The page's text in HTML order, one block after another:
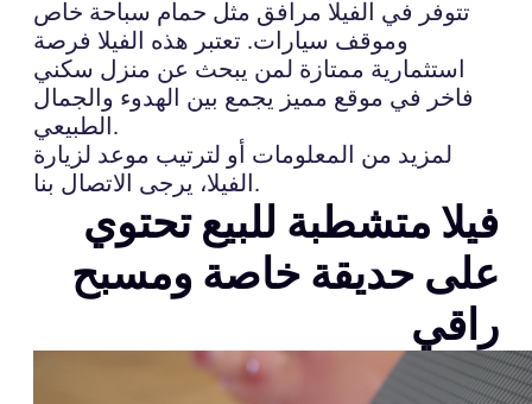
تتوفر في الفيلا مرافق مثل حمام سباحة خاص
وموقف سيارات. تعتبر هذه الفيلا فرصة
استثمارية ممتازة لمن يبحث عن منزل سكني
فاخر في موقع مميز يجمع بين الهدوء والجمال
الطبيعي.
لمزيد من المعلومات أو لترتيب موعد لزيارة
الفيلا، يرجى الاتصال بنا.
فيلا متشطبة للبيع تحتوي
على حديقة خاصة ومسبح
راقي